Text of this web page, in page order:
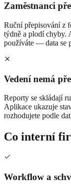
Zaměstnanci
Ruční přepisování z
týdně a plodí chyby.
používáte — data se
Vedení nemá
Reporty se skládají
Aplikace ukazuje
rozhodujete podle
Co interní
Workflow a